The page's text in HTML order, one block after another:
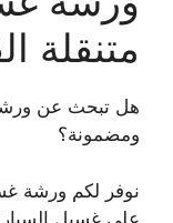
متنقلة
هل تبحث عن
ومضمونة؟
نوفر لكم ورشة
على غسيل